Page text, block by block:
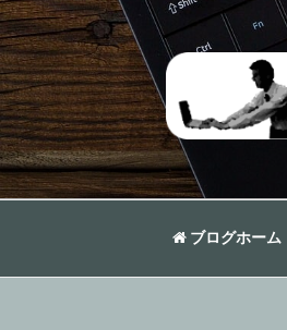
コ
ン
テ
ン
ツ
へ
ス
キ
ブログホーム